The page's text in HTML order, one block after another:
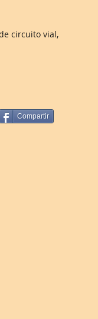
circuito vial,
Compartir